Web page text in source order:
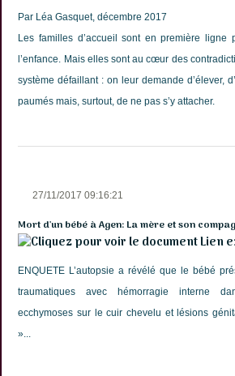
Par Léa Gasquet, décembre 2017
Les familles d’accueil sont en première ligne
l’enfance. Mais elles sont au cœur des
système défaillant : on leur demande d’élever,
paumés mais, surtout, de ne pas s’y attacher.
27/11/2017 09:16:21
Mort d'un bébé à Agen: La mère et son
Lien
ENQUETE L’autopsie a révélé que le bébé
traumatiques avec hémorragie interne
ecchymoses sur le cuir chevelu et lésions
»...